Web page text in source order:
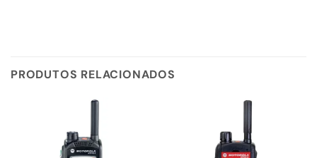
PRODUTOS RELACIONADOS